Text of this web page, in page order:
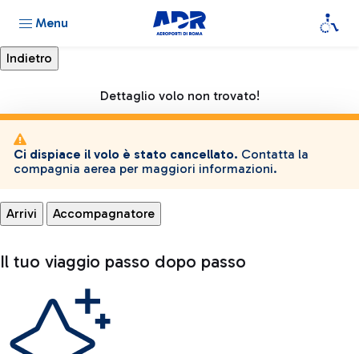
Menu
Dettaglio volo non trovato!
Ci dispiace il volo è stato cancellato. Contatta la
compagnia aerea per maggiori informazioni.
Arrivi Accompagnatore
Il tuo viaggio passo dopo passo